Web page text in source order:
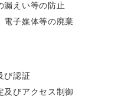
漏えい等の防止
電子媒体等の廃棄
び認証
及びアクセス制御